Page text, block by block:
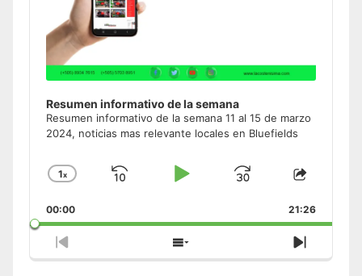
Resumen informativo de la semana
Resumen informativo de la semana 11 al 15 de marzo
2024, noticias mas relevante locales en Bluefields
Change
Rate
1x
Skip
Play
Jump
Forward
Share
Episode
00:00 21:26
Previous
Episode
Show
Episodes
Next
Episode